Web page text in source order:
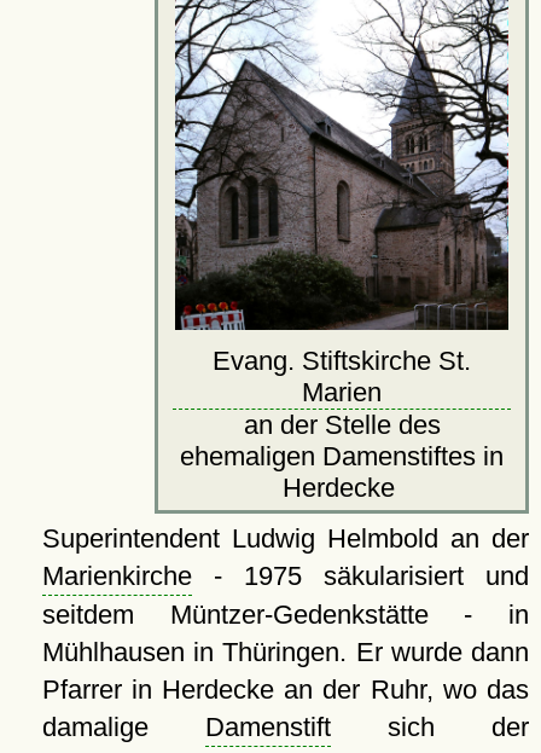
Evang. Stiftskirche St.
Marien
an der Stelle des
ehemaligen Damenstiftes in
Herdecke
Superintendent Ludwig Helmbold an der
Marienkirche- 1975 säkularisiert und
seitdem Müntzer-Gedenkstätte - in
Mühlhausen in Thüringen. Er wurde dann
Pfarrer in Herdecke an der Ruhr, wo das
damalige Damenstiftsich der